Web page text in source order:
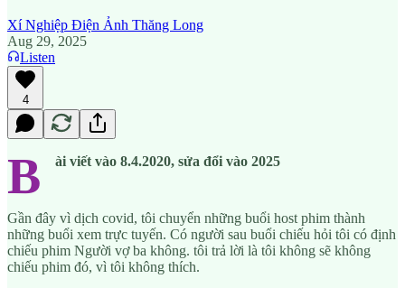
Xí Nghiệp Điện Ảnh Thăng Long
Aug 29, 2025
Listen
4
B ài viết vào 8.4.2020, sửa đổi vào 2025
Gần đây vì dịch covid, tôi chuyển những buổi host phim thành
những buổi xem trực tuyến. Có người sau buổi chiếu hỏi tôi có định
chiếu phim Người vợ ba không. tôi trả lời là tôi không sẽ không
chiếu phim đó, vì tôi không thích.